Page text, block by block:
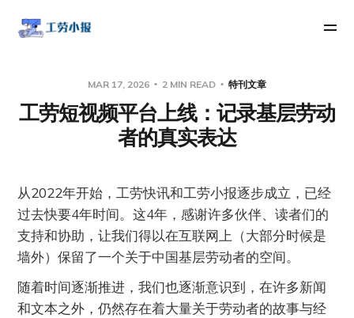
MAR 17, 2026 2 MIN READ 特刊文章
工劳短视频平台上线：记录基层劳动
者的真实表达
从2022年开始，工劳快讯和工劳小报逐步成立，已经
过去快要4年时间。这4年，感谢许多伙伴、读者们的
支持和协助，让我们得以在互联网上（大部分时候是
墙外）保留了一个关于中国基层劳动者的空间。
随着时间逐渐推进，我们也逐渐意识到，在许多新闻
和文本之外，仍然存在着大量关于劳动者的故事与经